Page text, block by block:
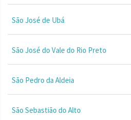
São José de Ubá
São José do Vale do Rio Preto
São Pedro da Aldeia
São Sebastião do Alto